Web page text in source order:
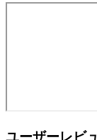
ユーザーレビ